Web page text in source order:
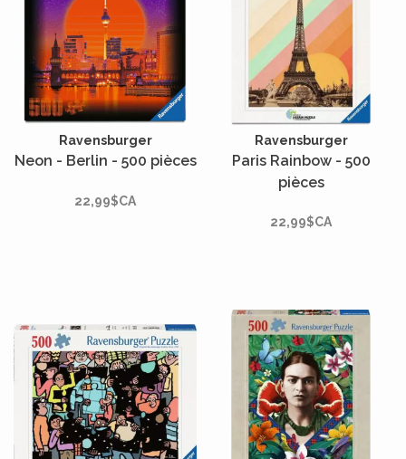
Ravensburger
Neon - Berlin - 500 pièces
22,99$CA
Ravensburger
Paris Rainbow - 500
pièces
22,99$CA